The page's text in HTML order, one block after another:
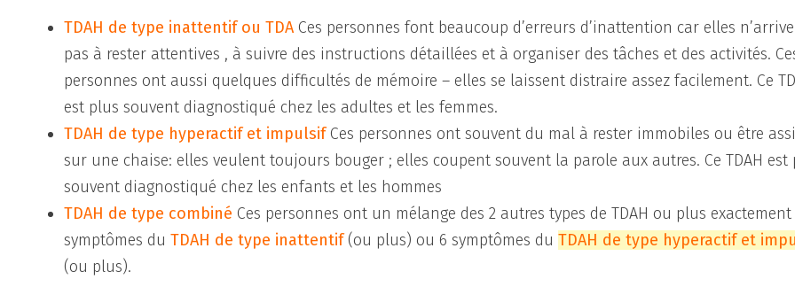
TDAH de type inattentif ou TDA Ces personnes font beaucoup d’erreurs d’inattention car elles
pas à rester attentives , à suivre des instructions détaillées et à organiser des tâches et des activités.
personnes ont aussi quelques difficultés de mémoire – elles se laissent distraire assez facilement. Ce
est plus souvent diagnostiqué chez les adultes et les femmes.
TDAH de type hyperactif et impulsifCes personnes ont souvent du mal à rester immobiles ou être
sur une chaise: elles veulent toujours bouger ; elles coupent souvent la parole aux autres. Ce TDAH est
souvent diagnostiqué chez les enfants et les hommes
TDAH de type combiné Ces personnes ont un mélange des 2 autres types de TDAH ou plus exactement
symptômes duTDAH de type inattentif(ou plus) ou 6 symptômes duTDAH de type hyperactif et
(ou plus).